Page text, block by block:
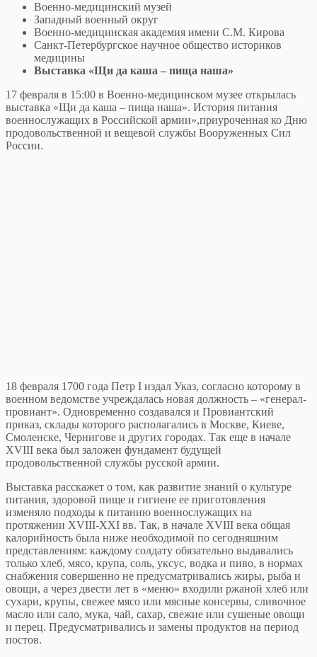
Военно-медицинский музей
Западный военный округ
Военно-медицинская академия имени С.М. Кирова
Санкт-Петербургское научное общество историков
медицины
Выставка «Щи да каша – пища наша»
17 февраля в 15:00 в Военно-медицинском музее открылась
выставка «Щи да каша – пища наша». История питания
военнослужащих в Российской армии»,приуроченная ко Дню
продовольственной и вещевой службы Вооруженных Сил
России.
18 февраля 1700 года Петр I издал Указ, согласно которому в
военном ведомстве учреждалась новая должность – «генерал-
провиант». Одновременно создавался и Провиантский
приказ, склады которого располагались в Москве, Киеве,
Смоленске, Чернигове и других городах. Так еще в начале
XVIII века был заложен фундамент будущей
продовольственной службы русской армии.
Выставка расскажет о том, как развитие знаний о культуре
питания, здоровой пище и гигиене ее приготовления
изменяло подходы к питанию военнослужащих на
протяжении XVIII-XXI вв. Так, в начале XVIII века общая
калорийность была ниже необходимой по сегодняшним
представлениям: каждому солдату обязательно выдавались
только хлеб, мясо, крупа, соль, уксус, водка и пиво, в нормах
снабжения совершенно не предусматривались жиры, рыба и
овощи, а через двести лет в «меню» входили ржаной хлеб или
сухари, крупы, свежее мясо или мясные консервы, сливочное
масло или сало, мука, чай, сахар, свежие или сушеные овощи
и перец. Предусматривались и замены продуктов на период
постов.